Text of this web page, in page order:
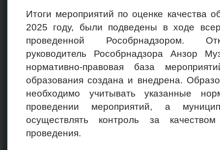
Итоги мероприятий по оценке качества
2025 году, были подведены в ходе
проведенной Рособрнадзором.
руководитель Рособрнадзора Анзор
нормативно-правовая база
образования создана и внедрена.
необходимо учитывать указанные
проведении мероприятий, а
осуществлять контроль за
проведения.